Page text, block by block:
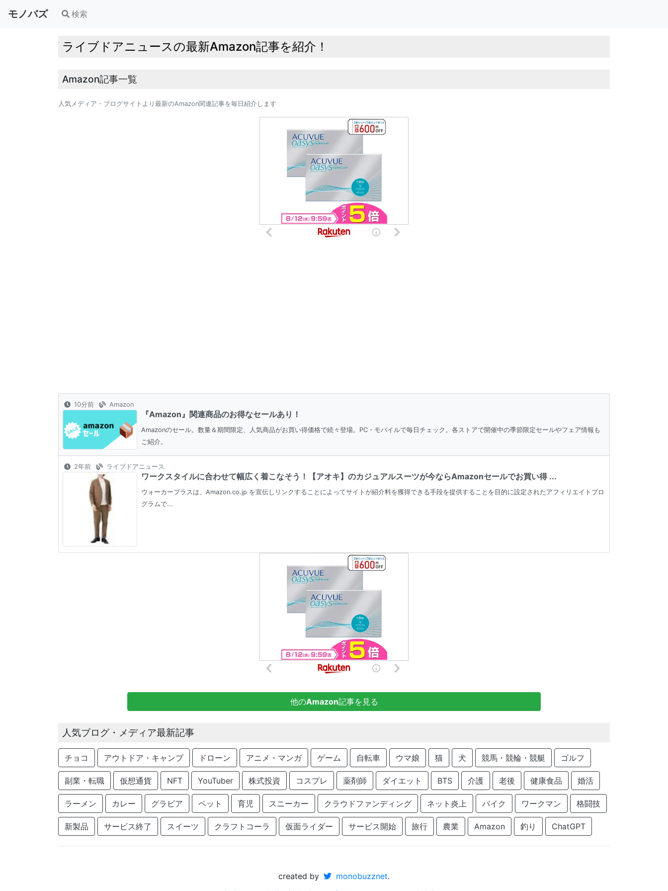
モノバズ 検索
ライブドアニュースの最新Amazon記事を紹介！
Amazon記事一覧
人気メディア・ブログサイトより最新のAmazon関連記事を毎日紹介します
10分前 Amazon
『Amazon』関連商品のお得なセールあり！
Amazonのセール。数量＆期間限定、人気商品がお買い得価格で続々登場。PC・モバイルで毎日チェック。各ストアで開催中の季節限定セールやフェア情報も
ご紹介。
2年前 ライブドアニュース
ワークスタイルに合わせて幅広く着こなそう！【アオキ】のカジュアルスーツが今ならAmazonセールでお買い得 ...
ウォーカープラスは、Amazon.co.jp を宣伝しリンクすることによってサイトが紹介料を獲得できる手段を提供することを目的に設定されたアフィリエイトプロ
グラムで...
他のAmazon記事を見る
人気ブログ・メディア最新記事
チョコ アウトドア・キャンプ ドローン アニメ・マンガ ゲーム 自転車 ウマ娘 猫 犬 競馬・競輪・競艇 ゴルフ
副業・転職 仮想通貨 NFT YouTuber 株式投資 コスプレ 薬剤師 ダイエット BTS 介護 老後 健康食品 婚活
ラーメン カレー グラビア ペット 育児 スニーカー クラウドファンディング ネット炎上 バイク ワークマン 格闘技
新製品 サービス終了 スイーツ クラフトコーラ 仮面ライダー サービス開始 旅行 農業 Amazon 釣り ChatGPT
created by monobuzznet.